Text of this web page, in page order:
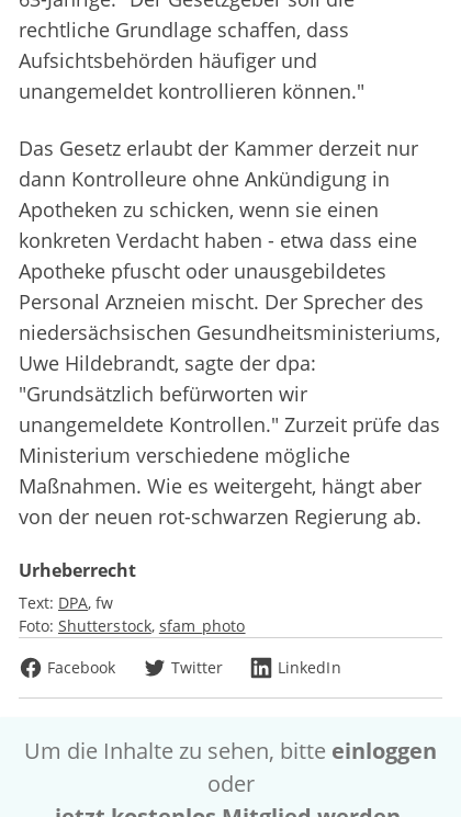
rechtliche Grundlage schaffen, dass
Aufsichtsbehörden häufiger und
unangemeldet kontrollieren können."
Das Gesetz erlaubt der Kammer derzeit nur
dann Kontrolleure ohne Ankündigung in
Apotheken zu schicken, wenn sie einen
konkreten Verdacht haben - etwa dass eine
Apotheke pfuscht oder unausgebildetes
Personal Arzneien mischt. Der Sprecher des
niedersächsischen Gesundheitsministeriums,
Uwe Hildebrandt, sagte der dpa:
"Grundsätzlich befürworten wir
unangemeldete Kontrollen." Zurzeit prüfe das
Ministerium verschiedene mögliche
Maßnahmen. Wie es weitergeht, hängt aber
von der neuen rot-schwarzen Regierung ab.
Urheberrecht
Text: DPA fw
Foto: Shutterstock sfam_photo
Facebook
Twitter LinkedIn
Um die Inhalte zu sehen, bitte einloggen
oder